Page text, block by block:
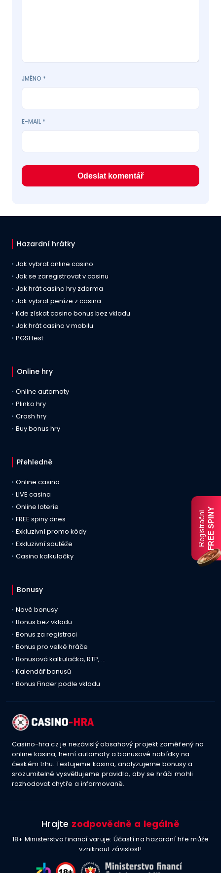
JMÉNO *
E-MAIL *
RegistračníFREE SPINY
Hazardní hrátky
Jak vybrat online casino
Jak se zaregistrovat v casinu
Jak hrát casino hry zdarma
Jak vybrat peníze z casina
Kde získat casino bonus bez vkladu
Jak hrát casino v mobilu
PGSI test
Online hry
Online automaty
Plinko hry
Crash hry
Buy bonus hry
Přehledně
Online casina
LIVE casina
Online loterie
FREE spiny dnes
Exkluzivní promo kódy
Exkluzivní soutěže
Casino kalkulačky
Bonusy
Nové bonusy
Bonus bez vkladu
Bonus za registraci
Bonus pro velké hráče
Bonusová kalkulačka, RTP, …
Kalendář bonusů
Bonus Finder podle vkladu
Casino-hra.cz je nezávislý obsahový projekt zaměřený na
online kasina, herní automaty a bonusové nabídky na
českém trhu. Testujeme kasina, analyzujeme bonusy a
srozumitelně vysvětlujeme pravidla, aby se hráči mohli
rozhodovat chytře a informovaně.
Hrajte zodpovědně a legálně
18+ Ministerstvo financí varuje: Účastí na hazardní hře může
vzniknout závislost!